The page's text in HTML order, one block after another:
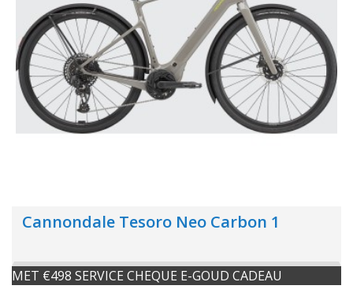
Cannondale Tesoro Neo Carbon 1
MET €498 SERVICE CHEQUE E-GOUD CADEAU